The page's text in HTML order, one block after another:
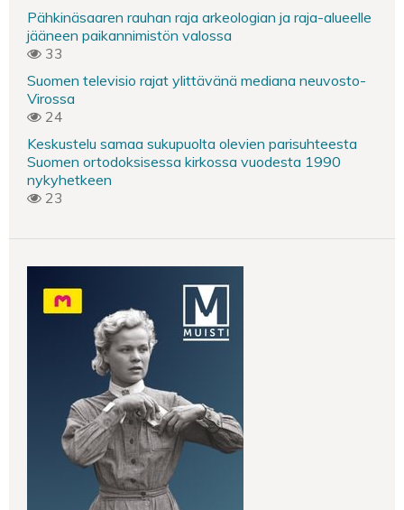
Pähkinäsaaren rauhan raja arkeologian ja raja-alueelle
jääneen paikannimistön valossa
33
Suomen televisio rajat ylittävänä mediana neuvosto-
Virossa
24
Keskustelu samaa sukupuolta olevien parisuhteesta
Suomen ortodoksisessa kirkossa vuodesta 1990
nykyhetkeen
23